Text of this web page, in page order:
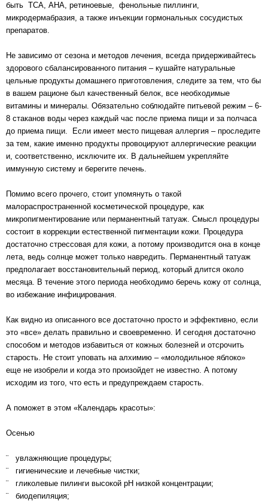
быть ТСА, АНА, ретиноевые, фенольные пиллинги,
микродермабразия, а также инъекции гормональных сосудистых
препаратов.
Не зависимо от сезона и методов лечения, всегда придерживайтесь
здорового сбалансированного питания – кушайте натуральные
цельные продукты домашнего приготовления, следите за тем, что бы
в вашем рационе был качественный белок, все необходимые
витамины и минералы. Обязательно соблюдайте питьевой режим – 6-
8 стаканов воды через каждый час после приема пищи и за полчаса
до приема пищи. Если имеет место пищевая аллергия – проследите
за тем, какие именно продукты провоцируют аллергические реакции
и, соответственно, исключите их. В дальнейшем укрепляйте
иммунную систему и берегите печень.
Помимо всего прочего, стоит упомянуть о такой
малораспространенной косметической процедуре, как
микропигментирование или перманентный татуаж. Смысл процедуры
состоит в коррекции естественной пигментации кожи. Процедура
достаточно стрессовая для кожи, а потому производится она в конце
лета, ведь солнце может только навредить. Перманентный татуаж
предполагает восстановительный период, который длится около
месяца. В течение этого периода необходимо беречь кожу от солнца,
во избежание инфицирования.
Как видно из описанного все достаточно просто и эффективно, если
это «все» делать правильно и своевременно. И сегодня достаточно
способом и методов избавиться от кожных болезней и отсрочить
старость. Не стоит уповать на алхимию – «молодильное яблоко»
еще не изобрели и когда это произойдет не известно. А потому
исходим из того, что есть и предупреждаем старость.
А поможет в этом «Календарь красоты»:
Осенью
¨ увлажняющие процедуры;
¨ гигиенические и лечебные чистки;
¨ гликолевые пилинги высокой рН низкой концентрации;
¨ биодепиляция;